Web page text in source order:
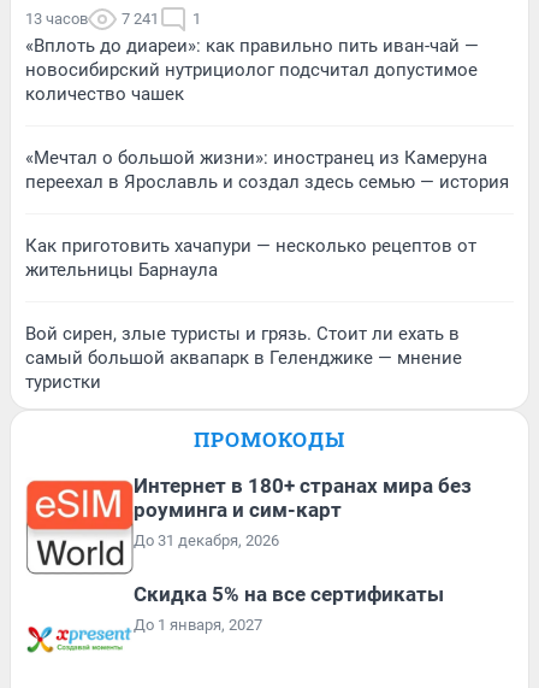
13 часов 7 241 1
«Вплоть до диареи»: как правильно пить иван-чай —
новосибирский нутрициолог подсчитал допустимое
количество чашек
«Мечтал о большой жизни»: иностранец из Камеруна
переехал в Ярославль и создал здесь семью — история
Как приготовить хачапури — несколько рецептов от
жительницы Барнаула
Вой сирен, злые туристы и грязь. Стоит ли ехать в
самый большой аквапарк в Геленджике — мнение
туристки
ПРОМОКОДЫ
Интернет в 180+ странах мира без
роуминга и сим-карт
До 31 декабря, 2026
Скидка 5% на все сертификаты
До 1 января, 2027